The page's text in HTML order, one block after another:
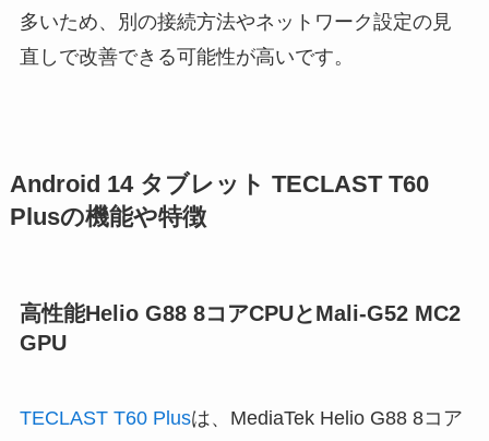
多いため、別の接続方法やネットワーク設定の見
直しで改善できる可能性が高いです。
Android 14 タブレット TECLAST T60
Plusの機能や特徴
高性能Helio G88 8コアCPUとMali-G52 MC2
GPU
TECLAST T60 Plusは、MediaTek Helio G88 8コア